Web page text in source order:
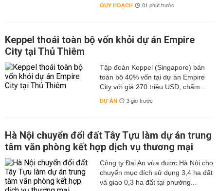
QUY HOẠCH 01 phút trước
Keppel thoái toàn bộ vốn khỏi dự án Empire
City tại Thủ Thiêm
Tập đoàn Keppel (Singapore) bán
toàn bộ 40% vốn tại dự án Empire
City với giá 270 triệu USD, chấm...
DỰ ÁN 3 giờ trước
Hà Nội chuyển đổi đất Tây Tựu làm dự án trung
tâm văn phòng kết hợp dịch vụ thương mại
Công ty Đại An vừa được Hà Nội cho
chuyển mục đích sử dụng 3,4 ha đất
và giao 0,3 ha đất tại phường...